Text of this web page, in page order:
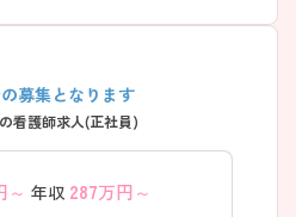
の募集となります
看護師求人(正社員)
～ 年収 287万円～